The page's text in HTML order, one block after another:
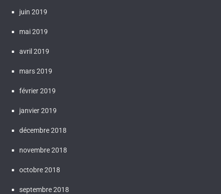
juin 2019
mai 2019
avril 2019
mars 2019
février 2019
janvier 2019
décembre 2018
novembre 2018
octobre 2018
septembre 2018